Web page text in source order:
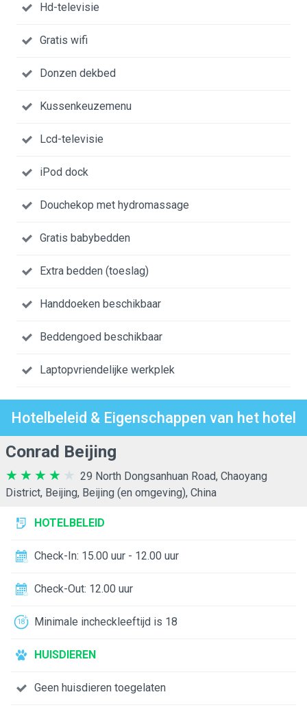
Hd-televisie
Gratis wifi
Donzen dekbed
Kussenkeuzemenu
Lcd-televisie
iPod dock
Douchekop met hydromassage
Gratis babybedden
Extra bedden (toeslag)
Handdoeken beschikbaar
Beddengoed beschikbaar
Laptopvriendelijke werkplek
Hotelbeleid & Eigenschappen van het hotel
Conrad Beijing
29 North Dongsanhuan Road, Chaoyang
District, Beijing, Beijing (en omgeving), China
HOTELBELEID
Check-In: 15.00 uur - 12.00 uur
Check-Out: 12.00 uur
Minimale incheckleeftijd is 18
HUISDIEREN
Geen huisdieren toegelaten